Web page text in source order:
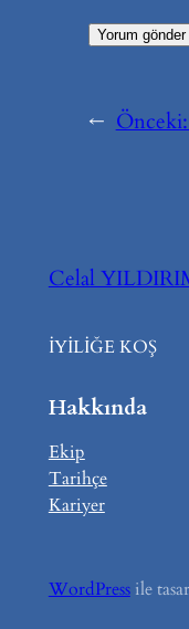
← Önceki:
Celal
İYİLİĞE KOŞ
Hakkında
Ekip
Tarihçe
Kariyer
WordPressile